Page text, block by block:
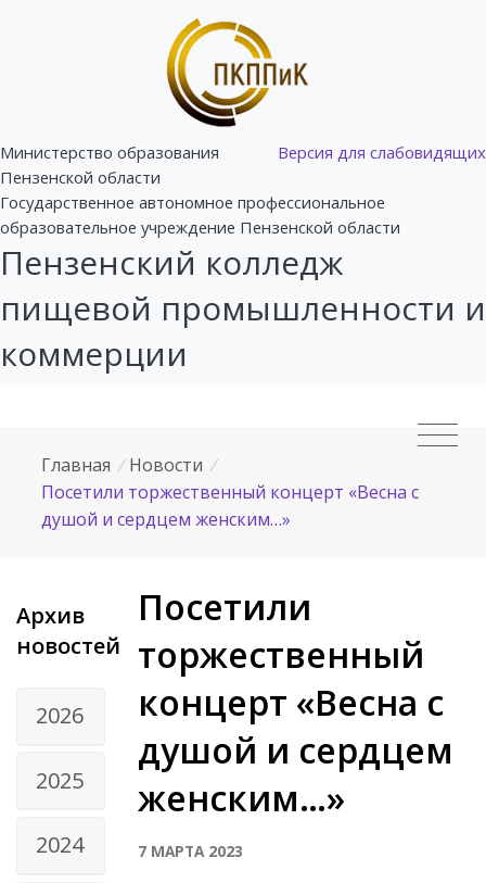
Версия для слабовидящих
Министерство образования
Пензенской области
Государственное автономное профессиональное
образовательное учреждение Пензенской области
Пензенский колледж
пищевой промышленности и
коммерции
Главная / Новости /
Посетили торжественный концерт «Весна с
душой и сердцем женским…»
Архив
новостей
2026
2025
2024
Посетили
торжественный
концерт «Весна с
душой и сердцем
женским…»
7 МАРТА 2023